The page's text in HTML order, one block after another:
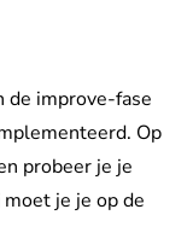
de improve-fase
Op
probeer je je
je je op de